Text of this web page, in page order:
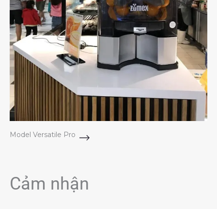
Model Versatile Pro
Cảm nhận